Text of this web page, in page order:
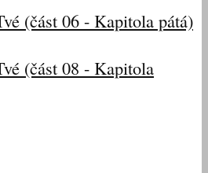
(část 06 - Kapitola pátá)
(část 08 - Kapitola